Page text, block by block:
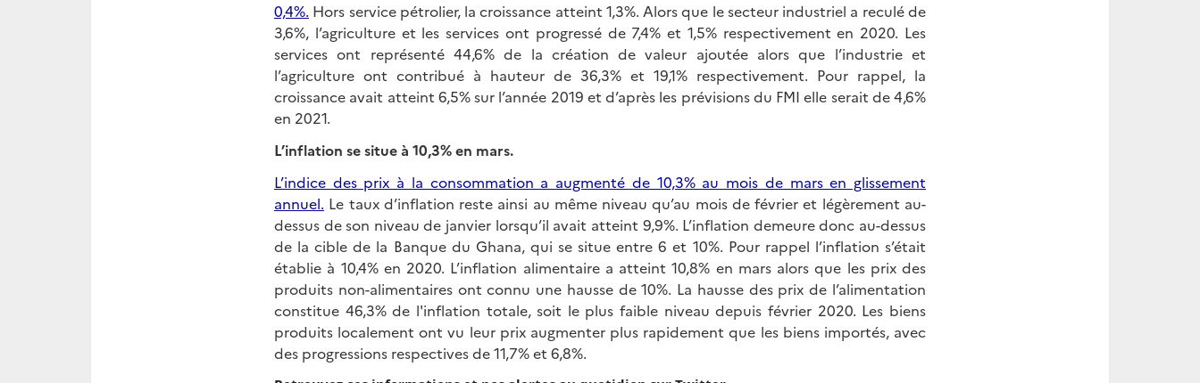
0,4%. Hors service pétrolier, la croissance atteint 1,3%. Alors que le secteur industriel a reculé de
3,6%, l’agriculture et les services ont progressé de 7,4% et 1,5% respectivement en 2020. Les
services ont représenté 44,6% de la création de valeur ajoutée alors que l’industrie et
l’agriculture ont contribué à hauteur de 36,3% et 19,1% respectivement. Pour rappel, la
croissance avait atteint 6,5% sur l’année 2019 et d’après les prévisions du FMI elle serait de 4,6%
en 2021.
L’inflation se situe à 10,3% en mars.
L’indice des prix à la consommation a augmenté de 10,3% au mois de mars en glissement
annuel. Le taux d’inflation reste ainsi au même niveau qu’au mois de février et légèrement au-
dessus de son niveau de janvier lorsqu’il avait atteint 9,9%. L’inflation demeure donc au-dessus
de la cible de la Banque du Ghana, qui se situe entre 6 et 10%. Pour rappel l’inflation s’était
établie à 10,4% en 2020. L’inflation alimentaire a atteint 10,8% en mars alors que les prix des
produits non-alimentaires ont connu une hausse de 10%. La hausse des prix de l’alimentation
constitue 46,3% de l'inflation totale, soit le plus faible niveau depuis février 2020. Les biens
produits localement ont vu leur prix augmenter plus rapidement que les biens importés, avec
des progressions respectives de 11,7% et 6,8%.